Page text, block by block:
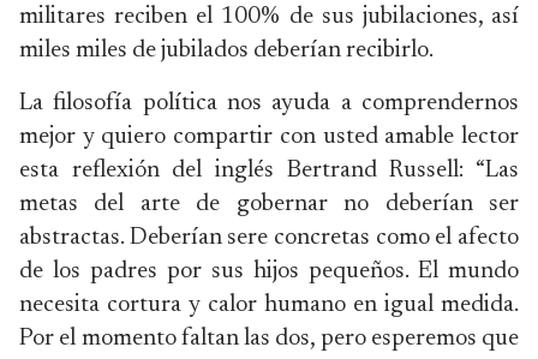
militares reciben el 100% de sus jubilaciones, así
miles miles de jubilados deberían recibirlo.
La filosofía política nos ayuda a comprendernos
mejor y quiero compartir con usted amable lector
esta reflexión del inglés Bertrand Russell: “Las
metas del arte de gobernar no deberían ser
abstractas. Deberían sere concretas como el afecto
de los padres por sus hijos pequeños. El mundo
necesita cortura y calor humano en igual medida.
Por el momento faltan las dos, pero esperemos que